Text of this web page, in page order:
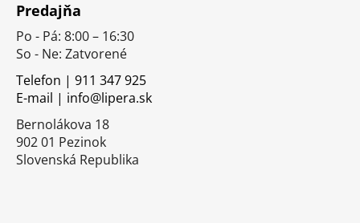
Predajňa
Po - Pá: 8:00 – 16:30
So - Ne: Zatvorené
Telefon | 911 347 925
E-mail | info@lipera.sk
Bernolákova 18
902 01 Pezinok
Slovenská Republika